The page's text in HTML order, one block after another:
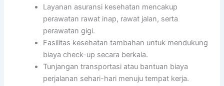
Layanan asuransi kesehatan mencakup
perawatan rawat inap, rawat jalan, serta
perawatan gigi.
Fasilitas kesehatan tambahan untuk mendukung
biaya check-up secara berkala.
Tunjangan transportasi atau bantuan biaya
perjalanan sehari-hari menuju tempat kerja.